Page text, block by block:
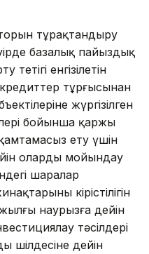
тұрақтандыру
базалық пайыздық
енгізілетін
тұрғысынан
жүргізілген
бойынша қаржы
ету үшін
оларды мойындау
шаралар
кірістілігін
наурызға дейін
тәсілдері
шілдесіне дейін